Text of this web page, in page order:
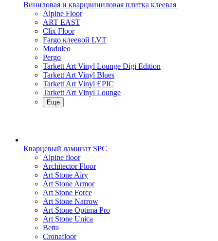
Виниловая и кварцвиниловая плитка клеевая
Alpine Floor
ART EAST
Clix Floor
Fargo клеевой LVT
Moduleo
Pergo
Tarkett Art Vinyl Lounge Digi Edition
Tarkett Art Vinyl Blues
Tarkett Art Vinyl EPIC
Tarkett Art Vinyl Lounge
Еще
Кварцевый ламинат SPC
Alpine floor
Architector Floor
Art Stone Airy
Art Stone Armor
Art Stone Force
Art Stone Narrow
Art Stone Optima Pro
Art Stone Unica
Betta
Cronafloor